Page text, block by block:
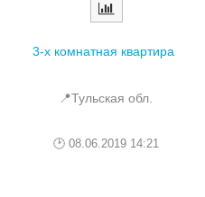
3-х комнатная квартира
📍Тульская обл.
08.06.2019 14:21